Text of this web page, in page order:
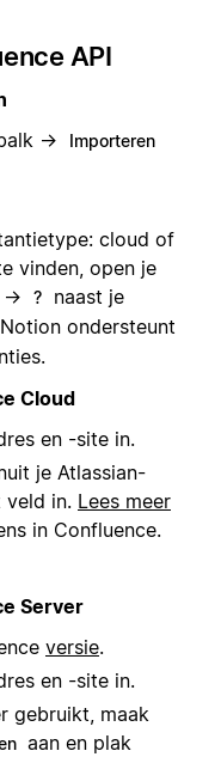
API
→ Importeren
cloud of
vinden, open je
→ ?
naast je
ondersteunt
Cloud
en -site in.
je Atlassian-
veld in. Lees meer
in Confluence.
Server
versie.
en -site in.
gebruikt, maak
aan en plak